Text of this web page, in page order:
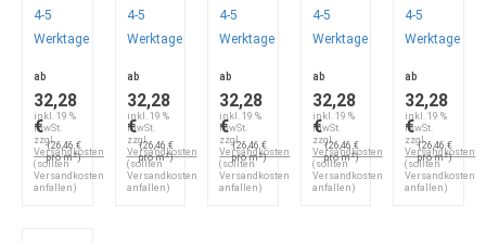
4-5
Werktage
ab
32,28
€
(26,46 €
pro m²)
inkl. 19 %
MwSt.
zzgl.
Versandkosten
(sollten
Versandkosten
anfallen)
4-5
Werktage
ab
32,28
€
(26,46 €
pro m²)
inkl. 19 %
MwSt.
zzgl.
Versandkosten
(sollten
Versandkosten
anfallen)
4-5
Werktage
ab
32,28
€
(26,46 €
pro m²)
inkl. 19 %
MwSt.
zzgl.
Versandkosten
(sollten
Versandkosten
anfallen)
4-5
Werktage
ab
32,28
€
(26,46 €
pro m²)
inkl. 19 %
MwSt.
zzgl.
Versandkosten
(sollten
Versandkosten
anfallen)
4-5
Werktage
ab
32,28
€
(26,46 €
pro m²)
inkl. 19 %
MwSt.
zzgl.
Versandkosten
(sollten
Versandkosten
anfallen)